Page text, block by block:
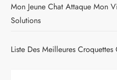
Mon Jeune Chat Attaque Mon
Solutions
Liste Des Meilleures